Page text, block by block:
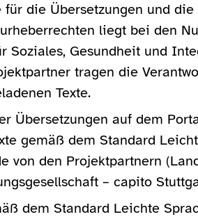
für die Übersetzungen und
liegt bei den
Soziales, Gesundheit und
tragen die
Texte.
Übersetzungen auf dem
gemäß dem Standard
von den Projektpartnern
– capito
dem Standard Leichte